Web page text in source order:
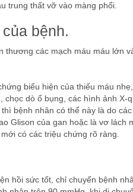
trung thất vỡ vào màng phổi.
bệnh.
thương các mạch máu máu
biểu hiện của thiếu máu
chọc dò ổ bụng, các hình ảnh X-
bệnh nhân có thể này là do
Glison của gan hoặc là vơ
có các triệu chứng rõ ràng.
hồi sức tốt, chỉ chuyển bệnh